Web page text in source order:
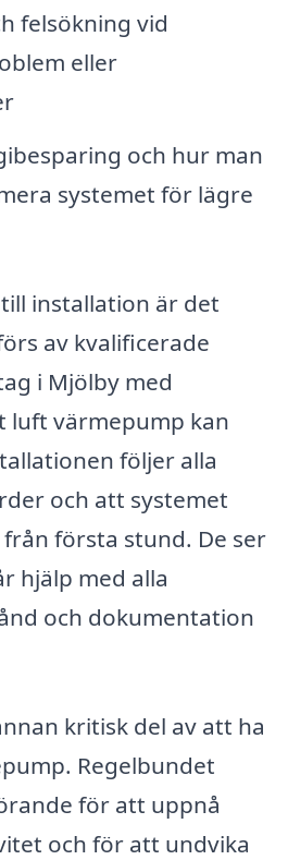
felsökning vid
eller
och hur man
systemet för lägre
installation är det
av kvalificerade
i Mjölby med
luft värmepump kan
följer alla
och att systemet
första stund. De ser
hjälp med alla
och dokumentation
kritisk del av att ha
Regelbundet
för att uppnå
och för att undvika